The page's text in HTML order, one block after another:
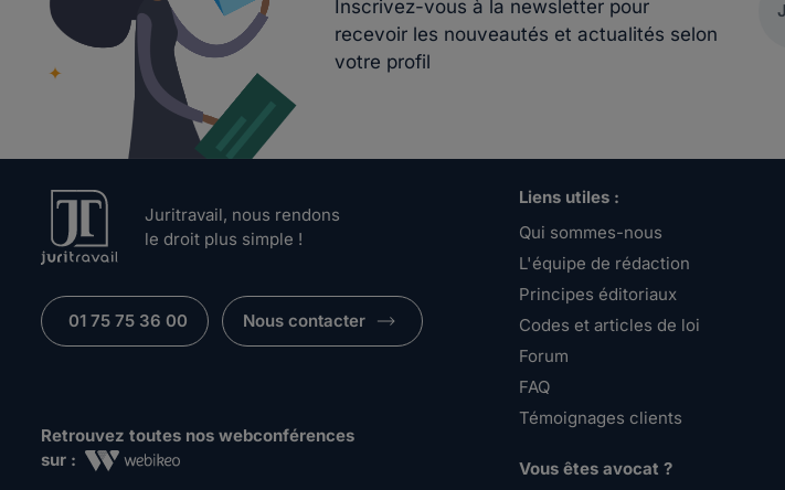
Inscrivez-vous à la newsletter pour
recevoir les nouveautés et actualités selon
votre profil
Juritravail, nous rendons
le droit plus simple !
01 75 75 36 00 Nous contacter
Retrouvez toutes nos webconférences
sur :
Liens utiles :
Qui sommes-nous
L'équipe de rédaction
Principes éditoriaux
Codes et articles de loi
Forum
FAQ
Témoignages clients
Vous êtes avocat ?